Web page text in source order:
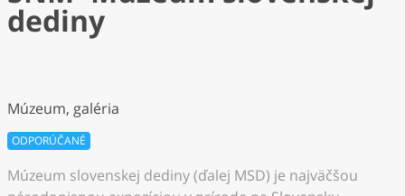
dediny
Múzeum, galéria
ODPORÚČANÉ
Múzeum slovenskej dediny (ďalej MSD) je najväčšou